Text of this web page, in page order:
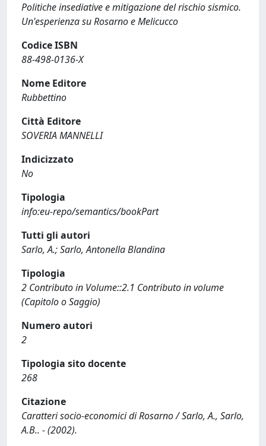
Politiche insediative e mitigazione del rischio sismico.
Un'esperienza su Rosarno e Melicucco
Codice ISBN
88-498-0136-X
Nome Editore
Rubbettino
Città Editore
SOVERIA MANNELLI
Indicizzato
No
Tipologia
info:eu-repo/semantics/bookPart
Tutti gli autori
Sarlo, A.; Sarlo, Antonella Blandina
Tipologia
2 Contributo in Volume::2.1 Contributo in volume
(Capitolo o Saggio)
Numero autori
2
Tipologia sito docente
268
Citazione
Caratteri socio-economici di Rosarno / Sarlo, A., Sarlo,
A.B.. - (2002).